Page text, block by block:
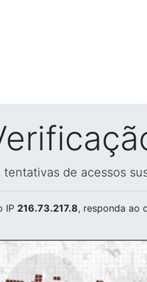
tentativas de acessos
IP 216.73.217.8, responda ao